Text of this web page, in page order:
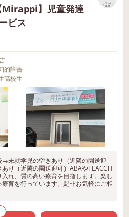
Mirappi】児童発達
ビス
リストに
保存
的障害
高校生
未就学児の空きあり（近隣の園送迎
り（近隣の園送迎可）ABAやTEACCH
れ、質の高い療育を目指します。楽し
育を行っています。是非お気軽にご相